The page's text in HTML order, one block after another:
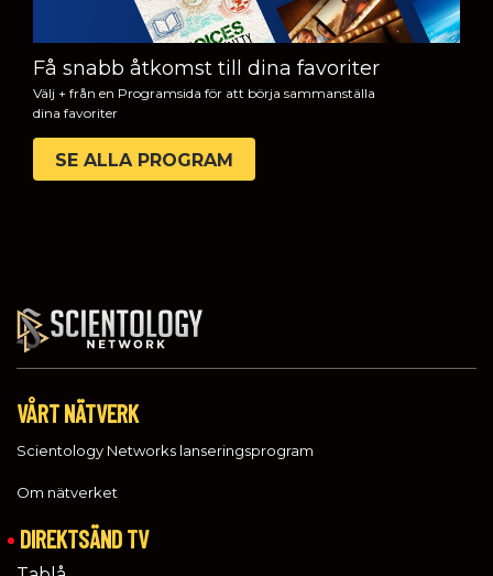
Få snabb åtkomst till dina favoriter
Välj + från en Programsida för att börja sammanställa
dina favoriter
SE ALLA PROGRAM
VÅRT NÄTVERK
Scientology Networks lanseringsprogram
Om nätverket
DIREKTSÄND TV